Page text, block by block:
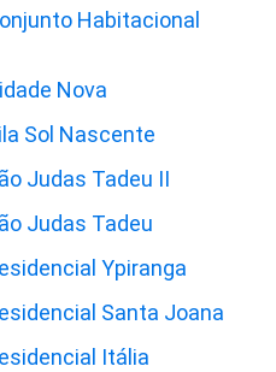
Habitacional
Nova
Sol Nascente
Judas Tadeu II
Judas Tadeu
Ypiranga
Santa Joana
Itália